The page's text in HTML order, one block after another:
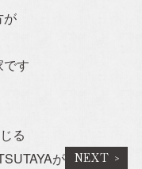
が
す
る
が